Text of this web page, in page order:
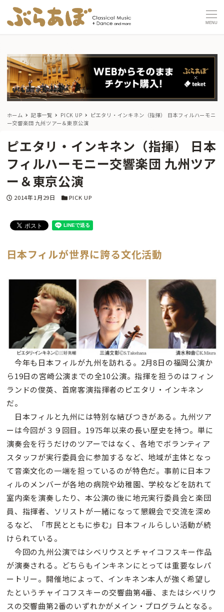
MENU
ホーム 記事一覧 PICK UP
ピエタリ・インキネン（指揮） 日本フィルハーモニ
ー交響楽団 九州ツアー＆東京公演
ピエタリ・インキネン（指揮） 日本
フィルハーモニー交響楽団 九州ツア
ー＆東京公演
投稿日
2014年1月29日 カテゴリー
PICK UP
日本フィルが世界に誇る文化活動
今年も日本フィルが九州を訪れる。2月8日の福岡公演か
ら19日の宮崎公演までの全10公演。指揮を担うのはフィン
ランドの俊英、首席客演指揮者のピエタリ・インキネン
だ。
日本フィルと九州には特別な結びつきがある。九州ツア
ーは今回が３９回目。1975年以来の長い歴史を持つ。単に
演奏会を行うだけのツアーではなく、各地でボランティア
スタッフが実行委員会に参加するなど、地域が主体となっ
て音楽文化の一端を担っているのが特色だ。事前に日本フ
ィルのメンバーが各地の病院や幼稚園、学校などを訪れて
室内楽を演奏したり、本公演の後に地元実行委員会と楽団
員、指揮者、ソリストが一緒になって懇親会で交流を深め
るなど、「市民とともに歩む」日本フィルらしい活動が続
けられている。
今回の九州公演ではシベリウスとチャイコフスキー作品
が演奏される。どちらもインキネンにとっては重要なレパ
ートリー。開催地によって、インキネン本人が強く希望し
たというチャイコフスキーの交響曲第4番、またはシベリウ
スの交響曲第2番のいずれかがメイン・プログラムとなる。